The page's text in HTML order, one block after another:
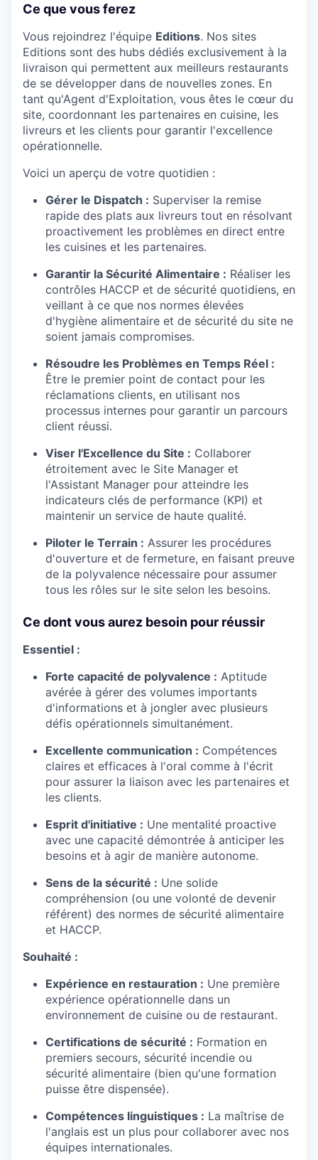
Ce que vous ferez
Vous rejoindrez l'équipe Editions. Nos sites
Editions sont des hubs dédiés exclusivement à la
livraison qui permettent aux meilleurs restaurants
de se développer dans de nouvelles zones. En
tant qu'Agent d'Exploitation, vous êtes le cœur du
site, coordonnant les partenaires en cuisine, les
livreurs et les clients pour garantir l'excellence
opérationnelle.
Voici un aperçu de votre quotidien :
Gérer le Dispatch : Superviser la remise
rapide des plats aux livreurs tout en résolvant
proactivement les problèmes en direct entre
les cuisines et les partenaires.
Garantir la Sécurité Alimentaire : Réaliser les
contrôles HACCP et de sécurité quotidiens, en
veillant à ce que nos normes élevées
d'hygiène alimentaire et de sécurité du site ne
soient jamais compromises.
Résoudre les Problèmes en Temps Réel :
Être le premier point de contact pour les
réclamations clients, en utilisant nos
processus internes pour garantir un parcours
client réussi.
Viser l'Excellence du Site : Collaborer
étroitement avec le Site Manager et
l'Assistant Manager pour atteindre les
indicateurs clés de performance (KPI) et
maintenir un service de haute qualité.
Piloter le Terrain : Assurer les procédures
d'ouverture et de fermeture, en faisant preuve
de la polyvalence nécessaire pour assumer
tous les rôles sur le site selon les besoins.
Ce dont vous aurez besoin pour réussir
Essentiel :
Forte capacité de polyvalence : Aptitude
avérée à gérer des volumes importants
d'informations et à jongler avec plusieurs
défis opérationnels simultanément.
Excellente communication : Compétences
claires et efficaces à l'oral comme à l'écrit
pour assurer la liaison avec les partenaires et
les clients.
Esprit d'initiative : Une mentalité proactive
avec une capacité démontrée à anticiper les
besoins et à agir de manière autonome.
Sens de la sécurité : Une solide
compréhension (ou une volonté de devenir
référent) des normes de sécurité alimentaire
et HACCP.
Souhaité :
Expérience en restauration : Une première
expérience opérationnelle dans un
environnement de cuisine ou de restaurant.
Certifications de sécurité : Formation en
premiers secours, sécurité incendie ou
sécurité alimentaire (bien qu'une formation
puisse être dispensée).
Compétences linguistiques : La maîtrise de
l'anglais est un plus pour collaborer avec nos
équipes internationales.